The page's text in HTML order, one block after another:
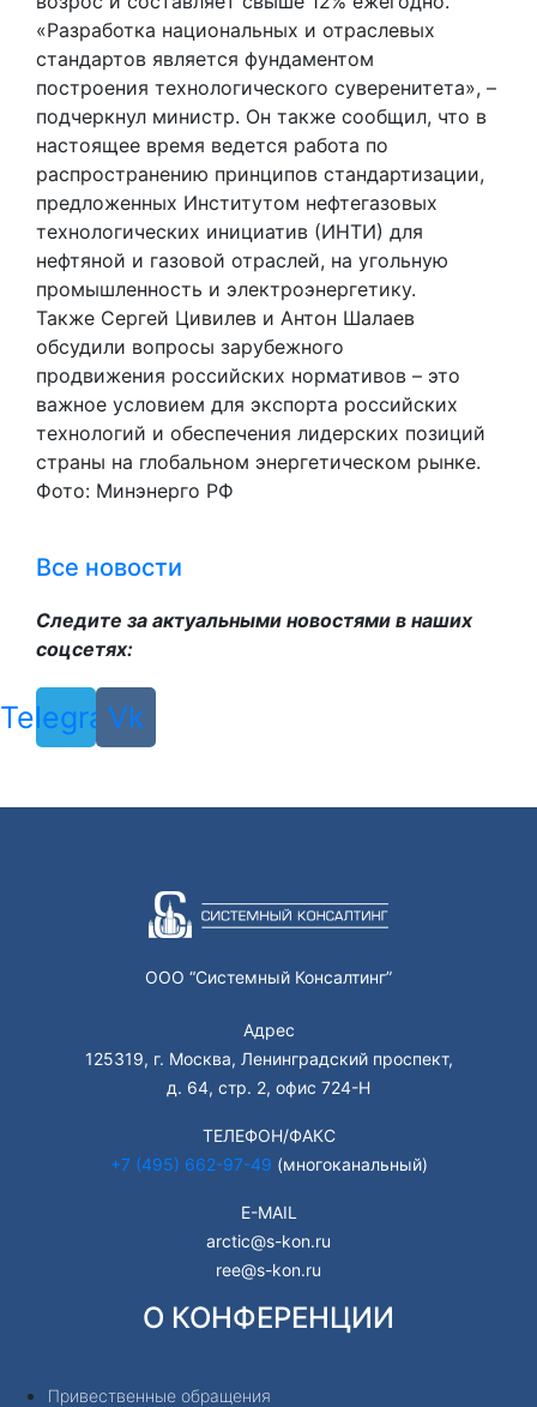
«Разработка национальных и отраслевых
стандартов является фундаментом
построения технологического суверенитета», –
подчеркнул министр. Он также сообщил, что в
настоящее время ведется работа по
распространению принципов стандартизации,
предложенных Институтом нефтегазовых
технологических инициатив (ИНТИ) для
нефтяной и газовой отраслей, на угольную
промышленность и электроэнергетику.
Также Сергей Цивилев и Антон Шалаев
обсудили вопросы зарубежного
продвижения российских нормативов – это
важное условием для экспорта российских
технологий и обеспечения лидерских позиций
страны на глобальном энергетическом рынке.
Фото: Минэнерго РФ
Все новости
Следите за актуальными новостями в наших
соцсетях:
Telegram
Vk
ООО “Системный Консалтинг”
Адрес
125319, г. Москва, Ленинградский проспект,
д. 64, стр. 2, офис 724-Н
ТЕЛЕФОН/ФАКС
+7 (495) 662-97-49 (многоканальный)
E-MAIL
arctic@s-kon.ru
ree@s-kon.ru
О КОНФЕРЕНЦИИ
Привественные обращения